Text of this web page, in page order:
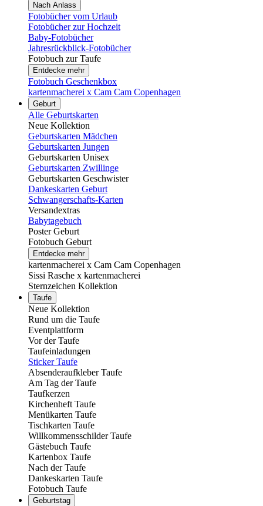
Nach Anlass
Fotobücher vom Urlaub
Fotobücher zur Hochzeit
Baby-Fotobücher
Jahresrückblick-Fotobücher
Fotobuch zur Taufe
Entdecke mehr
Fotobuch Geschenkbox
kartenmacherei x Cam Cam Copenhagen
Geburt
Alle Geburtskarten
Neue Kollektion
Geburtskarten Mädchen
Geburtskarten Jungen
Geburtskarten Unisex
Geburtskarten Zwillinge
Geburtskarten Geschwister
Dankeskarten Geburt
Schwangerschafts-Karten
Versandextras
Babytagebuch
Poster Geburt
Fotobuch Geburt
Entdecke mehr
kartenmacherei x Cam Cam Copenhagen
Sissi Rasche x kartenmacherei
Sternzeichen Kollektion
Taufe
Neue Kollektion
Rund um die Taufe
Eventplattform
Vor der Taufe
Taufeinladungen
Sticker Taufe
Absenderaufkleber Taufe
Am Tag der Taufe
Taufkerzen
Kirchenheft Taufe
Menükarten Taufe
Tischkarten Taufe
Willkommensschilder Taufe
Gästebuch Taufe
Kartenbox Taufe
Nach der Taufe
Dankeskarten Taufe
Fotobuch Taufe
Geburtstag